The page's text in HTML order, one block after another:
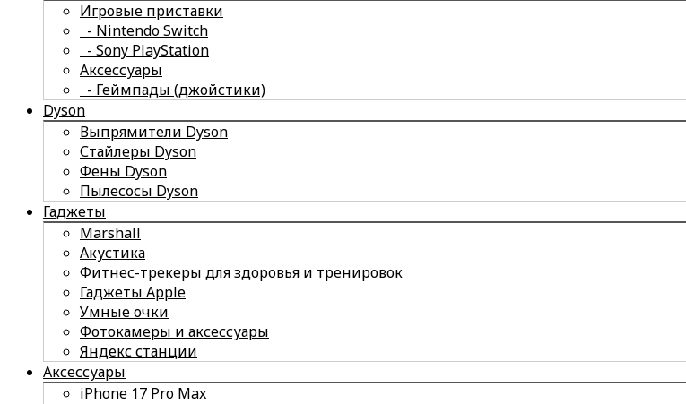
Игровые приставки
- Nintendo Switch
- Sony PlayStation
Аксессуары
- Геймпады (джойстики)
Dyson
Выпрямители Dyson
Стайлеры Dyson
Фены Dyson
Пылесосы Dyson
Гаджеты
Marshall
Акустика
Фитнес-трекеры для здоровья и тренировок
Гаджеты Apple
Умные очки
Фотокамеры и аксессуары
Яндекс станции
Аксессуары
iPhone 17 Pro Max